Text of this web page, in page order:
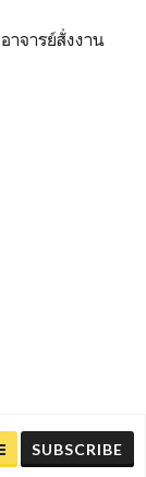
าจารย์สั่งงาน
SUBSCRIBE